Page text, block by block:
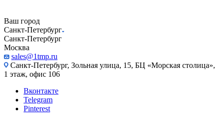
Ваш город
Санкт-Петербург
Санкт-Петербург
Москва
sales@1tmp.ru
Санкт-Петербург, Зольная улица, 15, БЦ «Морская столица»,
1 этаж, офис 106
Вконтакте
Telegram
Pinterest